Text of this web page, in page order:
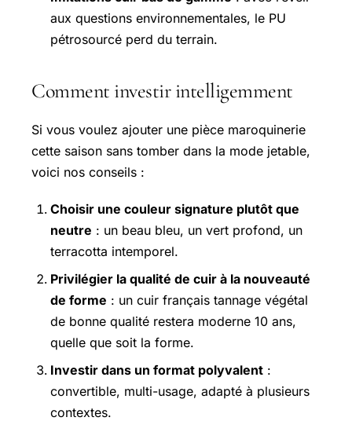
aux questions environnementales, le PU
pétrosourcé perd du terrain.
Comment investir intelligemment
Si vous voulez ajouter une pièce maroquinerie
cette saison sans tomber dans la mode jetable,
voici nos conseils :
Choisir une couleur signature plutôt que
neutre : un beau bleu, un vert profond, un
terracotta intemporel.
Privilégier la qualité de cuir à la nouveauté
de forme : un cuir français tannage végétal
de bonne qualité restera moderne 10 ans,
quelle que soit la forme.
Investir dans un format polyvalent :
convertible, multi-usage, adapté à plusieurs
contextes.